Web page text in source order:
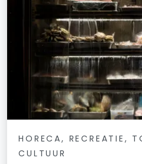
HORECA, RECREATIE,
CULTUUR